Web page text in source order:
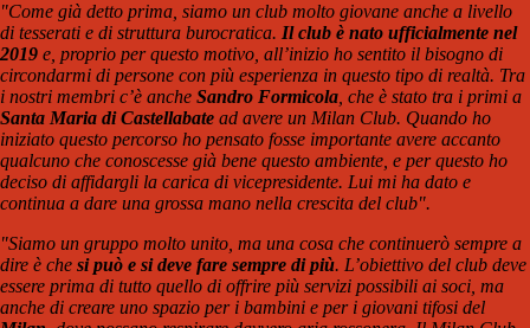
"Come già detto prima, siamo un club molto giovane anche a livello
di tesserati e di struttura burocratica. Il club è nato ufficialmente nel
2019 e, proprio per questo motivo, all’inizio ho sentito il bisogno di
circondarmi di persone con più esperienza in questo tipo di realtà. Tra
i nostri membri c’è anche Sandro Formicola , che è stato tra i primi a
Santa Maria di Castellabate ad avere un Milan Club. Quando ho
iniziato questo percorso ho pensato fosse importante avere accanto
qualcuno che conoscesse già bene questo ambiente, e per questo ho
deciso di affidargli la carica di vicepresidente. Lui mi ha dato e
continua a dare una grossa mano nella crescita del club".
"Siamo un gruppo molto unito, ma una cosa che continuerò sempre a
dire è che si può e si deve fare sempre di più. L’obiettivo del club deve
essere prima di tutto quello di offrire più servizi possibili ai soci, ma
anche di creare uno spazio per i bambini e per i giovani tifosi del